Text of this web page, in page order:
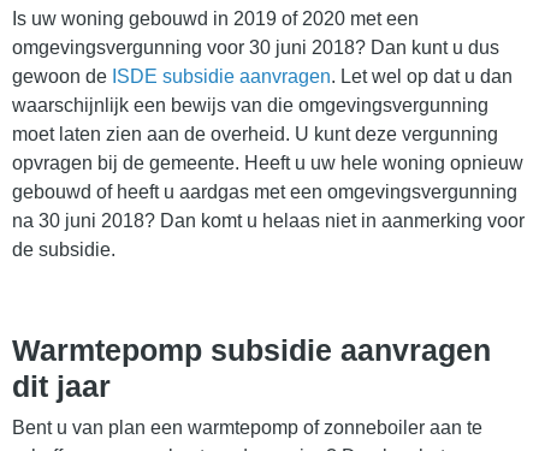
Is uw woning gebouwd in 2019 of 2020 met een
omgevingsvergunning voor 30 juni 2018? Dan kunt u dus
gewoon de ISDE subsidie aanvragen. Let wel op dat u dan
waarschijnlijk een bewijs van die omgevingsvergunning
moet laten zien aan de overheid. U kunt deze vergunning
opvragen bij de gemeente. Heeft u uw hele woning opnieuw
gebouwd of heeft u aardgas met een omgevingsvergunning
na 30 juni 2018? Dan komt u helaas niet in aanmerking voor
de subsidie.
Warmtepomp subsidie aanvragen
dit jaar
Bent u van plan een warmtepomp of zonneboiler aan te